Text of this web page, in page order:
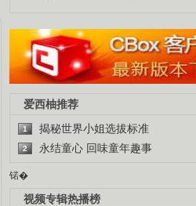
爱西柚推荐
1 揭秘世界小姐选拔标准
2 永结童心 回味童年趣事
锘�
视频专辑热播榜